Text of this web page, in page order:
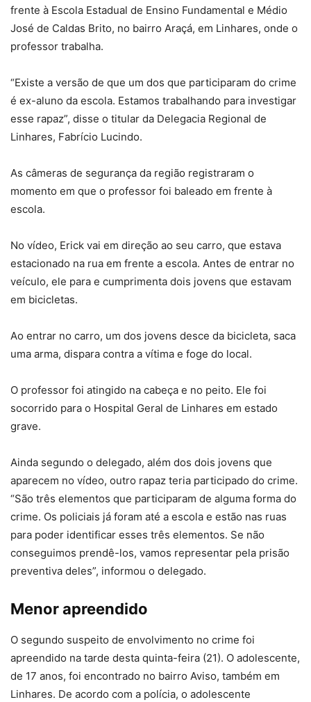
frente à Escola Estadual de Ensino Fundamental e Médio
José de Caldas Brito, no bairro Araçá, em Linhares, onde o
professor trabalha.
“Existe a versão de que um dos que participaram do crime
é ex-aluno da escola. Estamos trabalhando para investigar
esse rapaz”, disse o titular da Delegacia Regional de
Linhares, Fabrício Lucindo.
As câmeras de segurança da região registraram o
momento em que o professor foi baleado em frente à
escola.
No vídeo, Erick vai em direção ao seu carro, que estava
estacionado na rua em frente a escola. Antes de entrar no
veículo, ele para e cumprimenta dois jovens que estavam
em bicicletas.
Ao entrar no carro, um dos jovens desce da bicicleta, saca
uma arma, dispara contra a vítima e foge do local.
O professor foi atingido na cabeça e no peito. Ele foi
socorrido para o Hospital Geral de Linhares em estado
grave.
Ainda segundo o delegado, além dos dois jovens que
aparecem no vídeo, outro rapaz teria participado do crime.
“São três elementos que participaram de alguma forma do
crime. Os policiais já foram até a escola e estão nas ruas
para poder identificar esses três elementos. Se não
conseguimos prendê-los, vamos representar pela prisão
preventiva deles”, informou o delegado.
Menor apreendido
O segundo suspeito de envolvimento no crime foi
apreendido na tarde desta quinta-feira (21). O adolescente,
de 17 anos, foi encontrado no bairro Aviso, também em
Linhares. De acordo com a polícia, o adolescente